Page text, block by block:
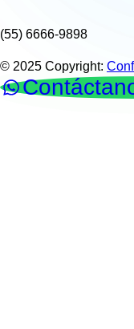
(55) 6666-9898
© 2025 Copyright: